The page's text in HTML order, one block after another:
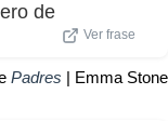
de
Ver frase
Padres | Emma Stone